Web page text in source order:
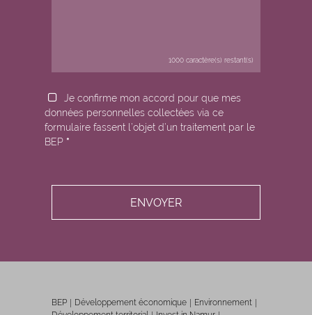
1000 caractère(s) restant(s)
Je confirme mon accord pour que mes
données personnelles collectées via ce
formulaire fassent l’objet d’un traitement par le
BEP *
BEP Développement économique
Environnement